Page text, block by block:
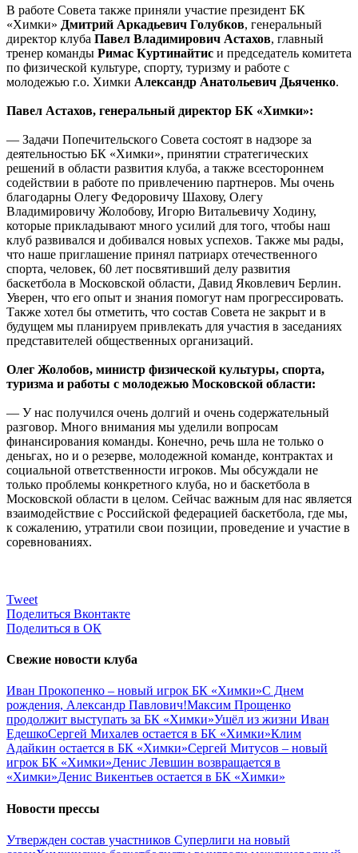
В работе Совета также приняли участие президент БК
«Химки» Дмитрий Аркадьевич Голубков, генеральный
директор клуба Павел Владимирович Астахов, главный
тренер команды Римас Куртинайтис и председатель комитета
по физической культуре, спорту, туризму и работе с
молодежью г.о. Химки Александр Анатольевич Дьяченко.
Павел Астахов, генеральный директор БК «Химки»:
— Задачи Попечительского Совета состоят в надзоре за
деятельностью БК «Химки», принятии стратегических
решений в области развития клуба, а также всестороннем
содействии в работе по привлечению партнеров. Мы очень
благодарны Олегу Федоровичу Шахову, Олегу
Владимировичу Жолобову, Игорю Витальевичу Ходину,
которые прикладывают много усилий для того, чтобы наш
клуб развивался и добивался новых успехов. Также мы рады,
что наше приглашение принял патриарх отечественного
спорта, человек, 60 лет посвятивший делу развития
баскетбола в Московской области, Давид Яковлевич Берлин.
Уверен, что его опыт и знания помогут нам прогрессировать.
Также хотел бы отметить, что состав Совета не закрыт и в
будущем мы планируем привлекать для участия в заседаниях
представителей общественных организаций.
Олег Жолобов, министр физической культуры, спорта,
туризма и работы с молодежью Московской области:
— У нас получился очень долгий и очень содержательный
разговор. Много внимания мы уделили вопросам
финансирования команды. Конечно, речь шла не только о
деньгах, но и о резерве, молодежной команде, контрактах и
социальной ответственности игроков. Мы обсуждали не
только проблемы конкретного клуба, но и баскетбола в
Московской области в целом. Сейчас важным для нас является
взаимодействие с Российской федерацией баскетбола, где мы,
к сожалению, утратили свои позиции, проведение и участие в
соревнованиях.
Tweet
Поделиться Вконтакте
Поделиться в ОК
Свежие новости клуба
Иван Прокопенко – новый игрок БК «Химки»С Днем
рождения, Александр Павлович!Максим Прощенко
продолжит выступать за БК «Химки»Ушёл из жизни Иван
ЕдешкоСергей Михалев остается в БК «Химки»Клим
Адайкин остается в БК «Химки»Сергей Митусов – новый
игрок БК «Химки»Денис Левшин возвращается в
«Химки»Денис Викентьев остается в БК «Химки»
Новости прессы
Утвержден состав участников Cуперлиги на новый